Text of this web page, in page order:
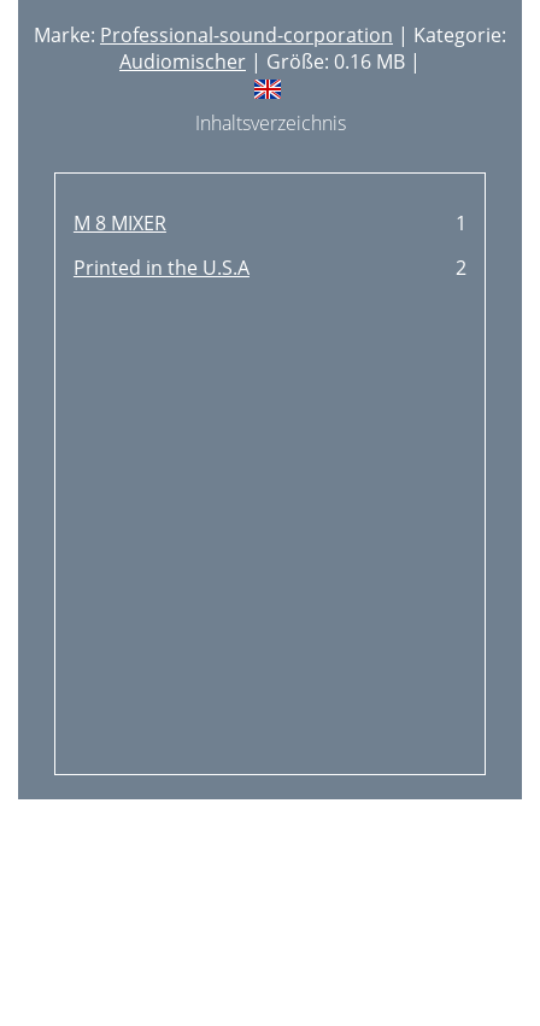
Marke: Professional-sound-corporation | Kategorie:
Audiomischer | Größe: 0.16 MB |
Inhaltsverzeichnis
M 8 MIXER
1
Printed in the U.S.A
2